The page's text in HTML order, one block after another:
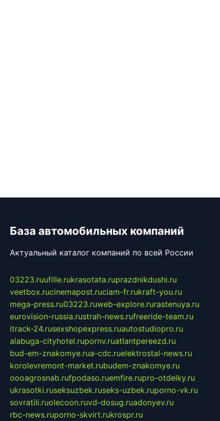
База автомобильных компаний
Актуальный каталог компаний по всей России
03223.ruufille.rukrasotata.ruprazdnikdushi.ru
veetbox.rucinemapost.ruciam-fr.rukraft-you.ru
mega-press.ru03223.ruweb-explore.rurastenuya.ru
eurovision-russia.rustrah-news.rufreeride-team.ru
itrack-24.rusexshopexpress.ruautostudiopro.ru
alabuga-cityhotel.rupornv.ruatlantpereezd.ru
bud-em-znakomye.rua-cdc.ruelektrostal-news.ru
korolevremont-market.rubudem-znakomye.ru
oooagrosnab.rufpodaso.ruemfire.rupro-otdelky.ru
ukrasotki.ruseksuzbek.ruseks-uzbek.ruporno-vk.ru
sovratili.ruolecoon.ruvd-dosug.ruadonyev.ru
rbc-news.ruporno-skvirt.rukrospr.ru